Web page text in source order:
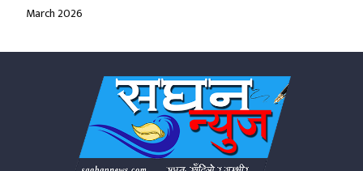
March 2026